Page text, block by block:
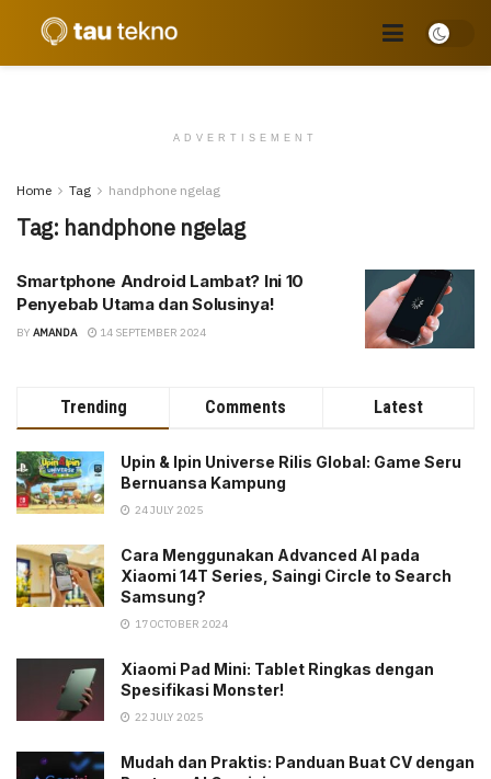
ADVERTISEMENT
Home Tag handphone ngelag
Tag: handphone ngelag
Smartphone Android Lambat? Ini 10
Penyebab Utama dan Solusinya!
BY AMANDA 14 SEPTEMBER 2024
Trending Comments Latest
Upin & Ipin Universe Rilis Global: Game Seru
Bernuansa Kampung
24 JULY 2025
Cara Menggunakan Advanced AI pada
Xiaomi 14T Series, Saingi Circle to Search
Samsung?
17 OCTOBER 2024
Xiaomi Pad Mini: Tablet Ringkas dengan
Spesifikasi Monster!
22 JULY 2025
Mudah dan Praktis: Panduan Buat CV dengan